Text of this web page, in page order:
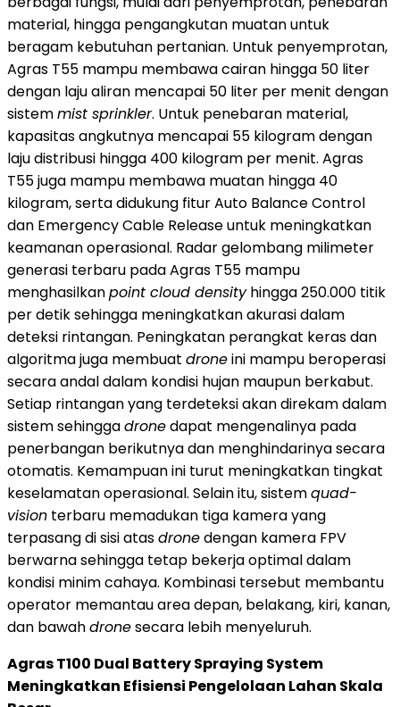
material, hingga pengangkutan muatan untuk
beragam kebutuhan pertanian. Untuk penyemprotan,
Agras T55 mampu membawa cairan hingga 50 liter
dengan laju aliran mencapai 50 liter per menit dengan
sistemmist sprinkler. Untuk penebaran material,
kapasitas angkutnya mencapai 55 kilogram dengan
laju distribusi hingga 400 kilogram per menit. Agras
T55 juga mampu membawa muatan hingga 40
kilogram, serta didukung fitur Auto Balance Control
dan Emergency Cable Release untuk meningkatkan
keamanan operasional. Radar gelombang milimeter
generasi terbaru pada Agras T55 mampu
menghasilkanpoint cloud densityhingga 250.000 titik
per detik sehingga meningkatkan akurasi dalam
deteksi rintangan. Peningkatan perangkat keras dan
algoritma juga membuat droneini mampu beroperasi
secara andal dalam kondisi hujan maupun berkabut.
Setiap rintangan yang terdeteksi akan direkam dalam
sistem sehinggadronedapat mengenalinya pada
penerbangan berikutnya dan menghindarinya secara
otomatis. Kemampuan ini turut meningkatkan tingkat
keselamatan operasional. Selain itu, sistemquad-
vision terbaru memadukan tiga kamera yang
terpasang di sisi atasdronedengan kamera FPV
berwarna sehingga tetap bekerja optimal dalam
kondisi minim cahaya. Kombinasi tersebut membantu
operator memantau area depan, belakang, kiri, kanan,
dan bawahdronesecara lebih menyeluruh.
Agras T100 Dual Battery Spraying System
Meningkatkan Efisiensi Pengelolaan Lahan Skala